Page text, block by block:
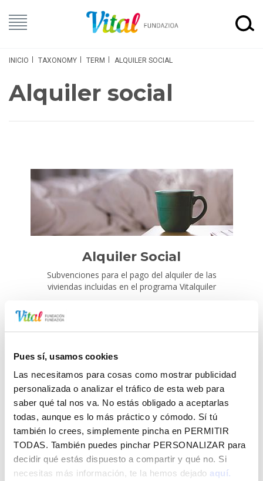
Pues sí, usamos cookies
Las necesitamos para cosas como mostrar publicidad
personalizada o analizar el tráfico de esta web para
saber qué tal nos va. No estás obligado a aceptarlas
todas, aunque es lo más práctico y cómodo. Sí tú
también lo crees, simplemente pincha en PERMITIR
TODAS. También puedes pinchar PERSONALIZAR para
decidir qué estás dispuesto a compartir y qué no. Si
necesitas más información, te la hemos dejado aquí.
INICIO TAXONOMY TERM ALQUILER SOCIAL
Alquiler social
Alquiler Social
Subvenciones para el pago del alquiler de las
viviendas incluidas en el programa Vitalquiler
SUSCRÍBETE A LO QUE TE INTERESA
EN FUNDACIÓN VITAL Y RECÍBELO EN
TU EMAIL GRATIS